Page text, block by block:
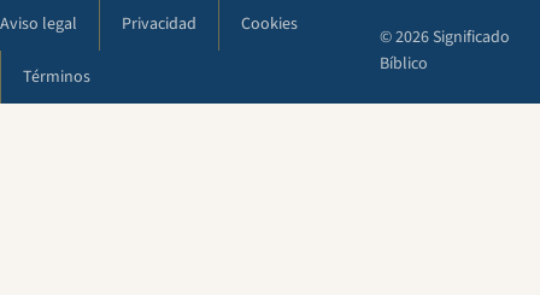
Aviso legal Privacidad Cookies
Términos
© 2026 Significado
Bíblico